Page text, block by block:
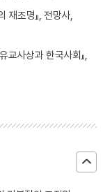
조명』, 전망사,
사상과 한국사회』,